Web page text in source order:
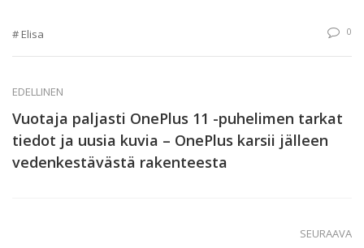
Elisa 0
EDELLINEN
Vuotaja paljasti OnePlus 11 -puhelimen tarkat
tiedot ja uusia kuvia – OnePlus karsii jälleen
vedenkestävästä rakenteesta
SEURAAVA